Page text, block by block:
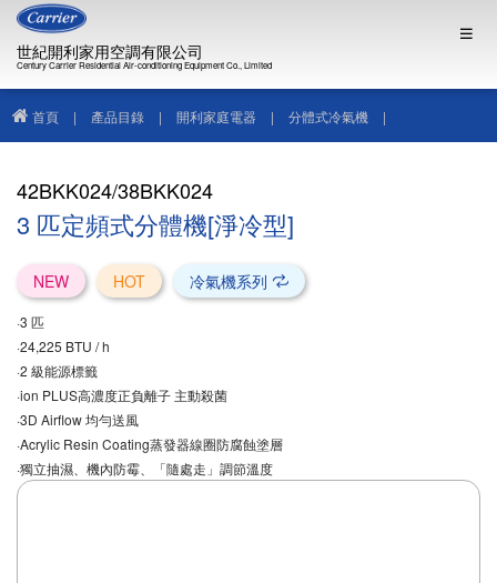
世紀開利家用空調有限公司
Century Carrier Residential Air-conditioning Equipment Co., Limited
首頁 | 產品目錄 | 開利家庭電器 | 分體式冷氣機 |
42BKK024/38BKK024
3 匹定頻式分體機[淨冷型]
NEW HOT 冷氣機系列
·3 匹
·24,225 BTU / h
·2 級能源標籤
·ion PLUS高濃度正負離子 主動殺菌
·3D Airflow 均勻送風
·Acrylic Resin Coating蒸發器線圈防腐蝕塗層
·獨立抽濕、機內防霉、「隨處走」調節溫度